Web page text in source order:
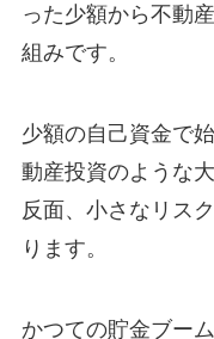
った少額から不動
組みです。
少額の自己資金で
動産投資のような
反面、小さなリス
ります。
かつての貯金ブー